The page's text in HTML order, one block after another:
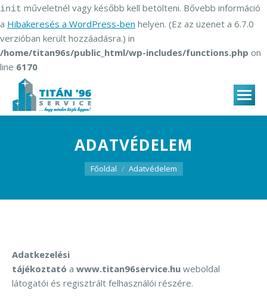
init műveletnél vagy később kell betölteni. Bővebb információ
a Hibakeresés a WordPress-ben helyen. (Ez az üzenet a 6.7.0
verzióban került hozzáadásra.) in
/home/titan96s/public_html/wp-includes/functions.php on
line 6170
ADATVÉDELEM
You are here:
Főoldal Adatvédelem
Adatkezelési
tájékoztató a www.titan96service.hu weboldal
látogatói és regisztrált felhasználói részére.